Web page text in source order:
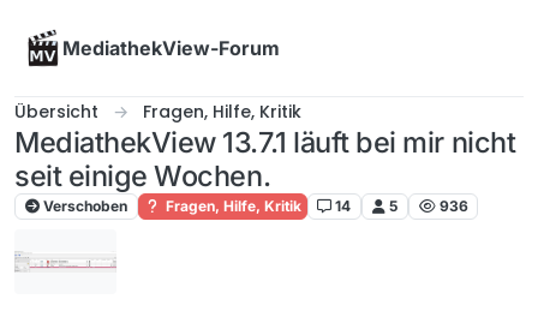
MediathekView-Forum
Übersicht Fragen, Hilfe, Kritik
MediathekView 13.7.1 läuft bei mir nicht
seit einige Wochen.
Verschoben Fragen, Hilfe, Kritik 14 5 936